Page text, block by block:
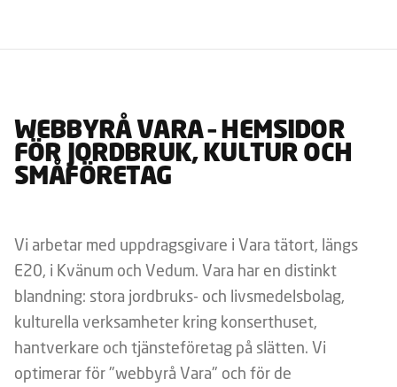
WEBBYRÅ VARA – HEMSIDOR
FÖR JORDBRUK, KULTUR OCH
SMÅFÖRETAG
Vi arbetar med uppdragsgivare i Vara tätort, längs
E20, i Kvänum och Vedum. Vara har en distinkt
blandning: stora jordbruks- och livsmedelsbolag,
kulturella verksamheter kring konserthuset,
hantverkare och tjänsteföretag på slätten. Vi
optimerar för "webbyrå Vara" och för de